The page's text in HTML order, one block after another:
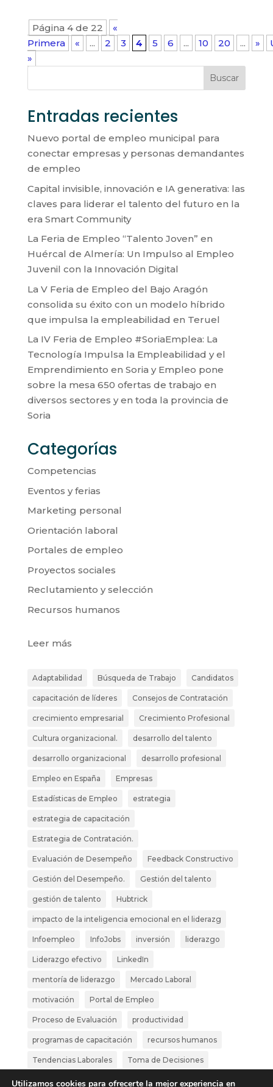
Página 4 de 22
«
Primera
« ... 2 3 4 5 6 ... 10 20 ... »
»
Buscar
Entradas recientes
Nuevo portal de empleo municipal para
conectar empresas y personas demandantes
de empleo
Capital invisible, innovación e IA generativa: las
claves para liderar el talento del futuro en la
era Smart Community
La Feria de Empleo “Talento Joven” en
Huércal de Almería: Un Impulso al Empleo
Juvenil con la Innovación Digital
La V Feria de Empleo del Bajo Aragón
consolida su éxito con un modelo híbrido
que impulsa la empleabilidad en Teruel
La IV Feria de Empleo #SoriaEmplea: La
Tecnología Impulsa la Empleabilidad y el
Emprendimiento en Soria y Empleo pone
sobre la mesa 650 ofertas de trabajo en
diversos sectores y en toda la provincia de
Soria
Categorías
Competencias
Eventos y ferias
Marketing personal
Orientación laboral
Portales de empleo
Proyectos sociales
Reclutamiento y selección
Recursos humanos
Leer más:
de
Un
Impulso
Clave
el
Éxito
de
PYMES
en
la
Costes
Adaptabilidad Búsqueda de Trabajo Candidatos
capacitación de líderes Consejos de Contratación
crecimiento empresarial Crecimiento Profesional
Cultura organizacional. desarrollo del talento
desarrollo organizacional desarrollo profesional
Empleo en España Empresas
Estadísticas de Empleo estrategia
estrategia de capacitación
Estrategia de Contratación.
Evaluación de Desempeño Feedback Constructivo
Gestión del Desempeño. Gestión del talento
gestión de talento Hubtrick
impacto de la inteligencia emocional en el liderazg
Infoempleo InfoJobs inversión liderazgo
Liderazgo efectivo LinkedIn
mentoría de liderazgo Mercado Laboral
motivación Portal de Empleo
Proceso de Evaluación productividad
programas de capacitación recursos humanos
Tendencias Laborales Toma de Decisiones
trabajo en equipo Uso de Portales de Empleo
Utilizamos cookies para ofrecerte la mejor experiencia en